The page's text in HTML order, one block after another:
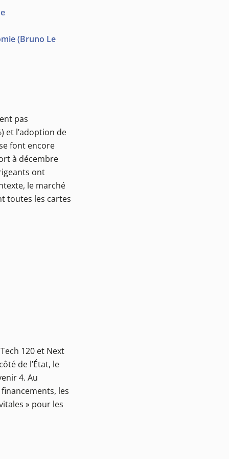
(Bruno Le
pas
et l’adoption de
font encore
à décembre
ont
le marché
toutes les cartes
120 et Next
de l’État, le
4. Au
les
» pour les